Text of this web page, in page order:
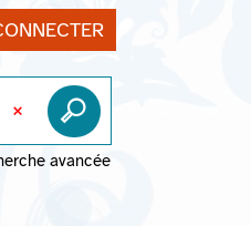
avancée